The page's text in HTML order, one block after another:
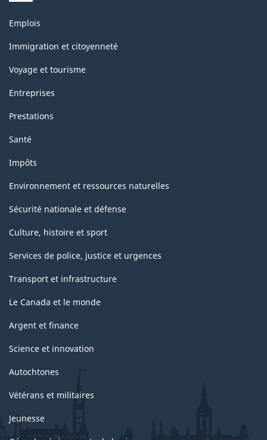
de
la
classification
Thèmes
sujets
Emplois
Immigration et citoyenneté
Voyage et tourisme
Entreprises
Prestations
Santé
Impôts
Environnement et ressources naturelles
Sécurité nationale et défense
Culture, histoire et sport
Services de police, justice et urgences
Transport et infrastructure
Le Canada et le monde
Argent et finance
Science et innovation
Autochtones
Vétérans et militaires
Jeunesse